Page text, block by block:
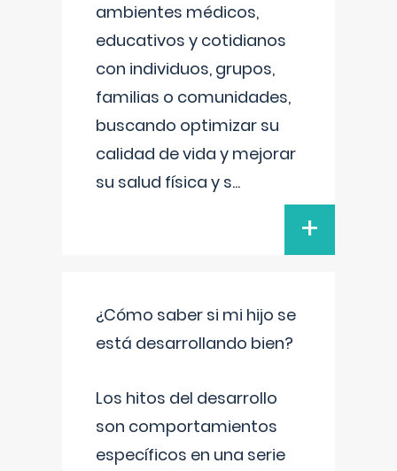
ambientes médicos,
educativos y cotidianos
con individuos, grupos,
familias o comunidades,
buscando optimizar su
calidad de vida y mejorar
su salud física y s...
+
¿Cómo saber si mi hijo se
está desarrollando bien?
Los hitos del desarrollo
son comportamientos
específicos en una serie